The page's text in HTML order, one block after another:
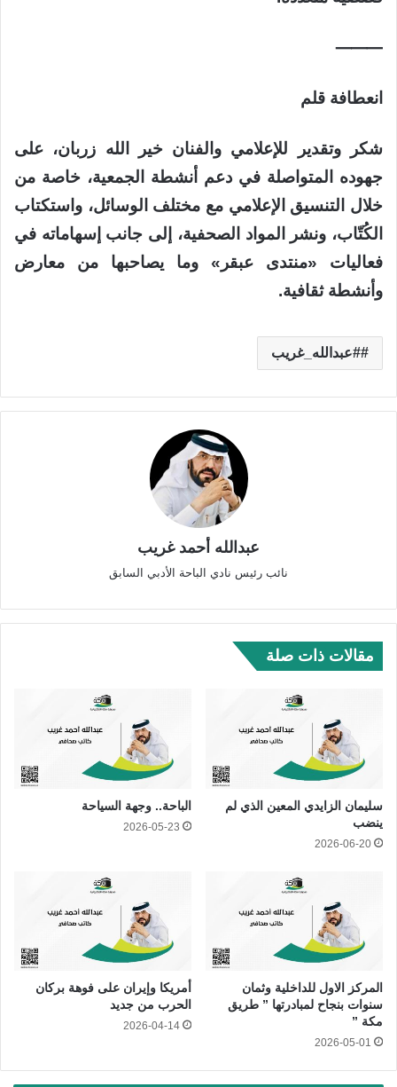
⸻
انعطافة قلم
شكر وتقدير للإعلامي والفنان خير الله زربان، على
جهوده المتواصلة في دعم أنشطة الجمعية، خاصة من
خلال التنسيق الإعلامي مع مختلف الوسائل، واستكتاب
الكُتّاب، ونشر المواد الصحفية، إلى جانب إسهاماته في
فعاليات «منتدى عبقر» وما يصاحبها من معارض
وأنشطة ثقافية.
#عبدالله_غريب
عبدالله أحمد غريب
نائب رئيس نادي الباحة الأدبي السابق
مقالات ذات صلة
سليمان الزايدي المعين الذي لم
ينضب
2026-06-20
الباحة.. وجهة السياحة
2026-05-23
المركز الاول للداخلية وثمان
سنوات بنجاح لمبادرتها ” طريق
مكة ”
2026-05-01
أمريكا وإيران على فوهة بركان
الحرب من جديد
2026-04-14